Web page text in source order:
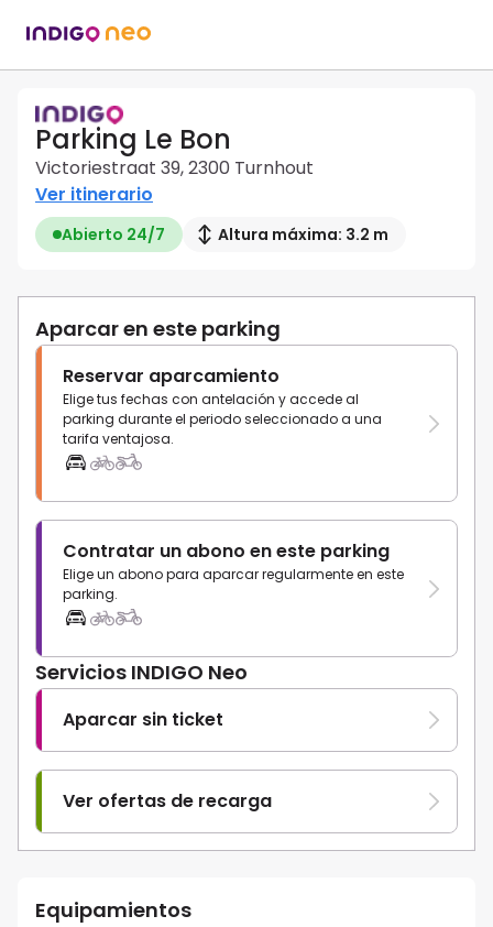
Parking Le Bon
Victoriestraat 39, 2300 Turnhout
Ver itinerario
Abierto 24/7 Altura máxima: 3.2 m
Aparcar en este parking
Reservar aparcamiento
Elige tus fechas con antelación y accede al
parking durante el periodo seleccionado a una
tarifa ventajosa.
Contratar un abono en este parking
Elige un abono para aparcar regularmente en este
parking.
Servicios INDIGO Neo
Aparcar sin ticket
Ver ofertas de recarga
Equipamientos